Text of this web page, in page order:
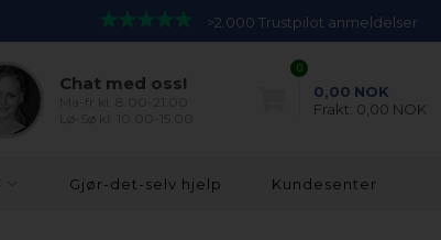
>2.000 Trustpilot anmeldelser
Chat med oss!
0
0,00 NOK
Frakt: 0,00 NOK
Gjør-det-selv hjelp Kundesenter